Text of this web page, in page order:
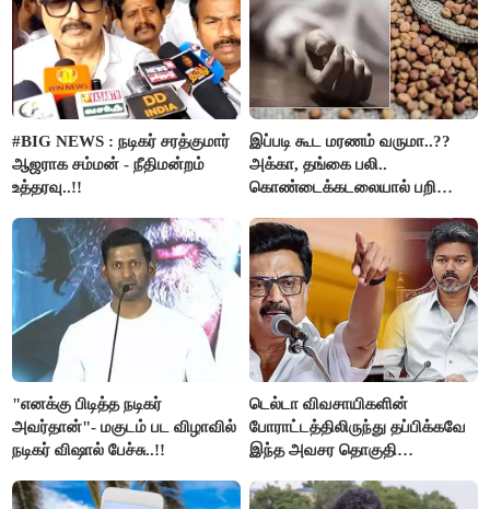
#BIG NEWS : நடிகர் சரத்குமார்
ஆஜராக சம்மன் - நீதிமன்றம்
உத்தரவு..!!
இப்படி கூட மரணம் வருமா..??
அக்கா, தங்கை பலி..
கொண்டைக்கடலையால் பறிபோன
"எனக்கு பிடித்த நடிகர்
அவர்தான்"- மகுடம் பட விழாவில்
நடிகர் விஷால் பேச்சு..!!
டெல்டா விவசாயிகளின்
போராட்டத்திலிருந்து தப்பிக்கவே
இந்த அவசர தொகுதி
அரங்கேற்றுகிறார் முதலமைச்சர் -